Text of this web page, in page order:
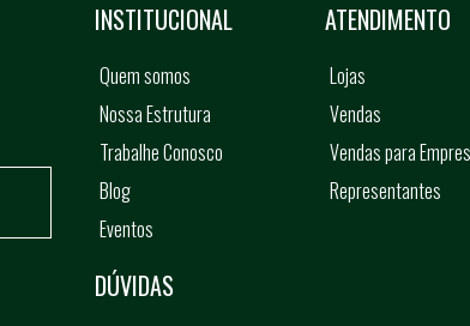
INSTITUCIONAL
Quem somos
Nossa Estrutura
Trabalhe Conosco
Blog
Eventos
ATENDIMENTO
Lojas
Vendas
Vendas para
Representantes
DÚVIDAS